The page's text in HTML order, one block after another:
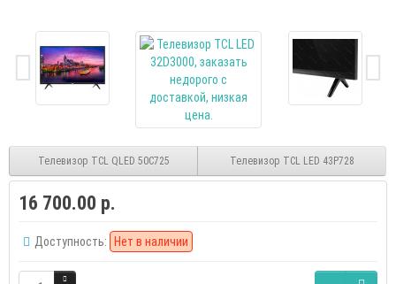
Телевизор TCL QLED 50C725 Телевизор TCL LED 43P728
16 700.00 р.
Доступность: Нет в наличии